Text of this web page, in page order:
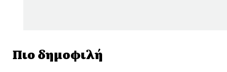
Πιο δημοφιλή